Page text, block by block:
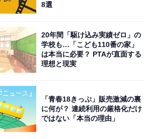
8選
20年間「駆け込み実績ゼロ」の
学校も…「こども110番の家」
は本当に必要？ PTAが直面する
理想と現実
「青春18きっぷ」販売激減の裏
に何が？ 連続利用の厳格化だけ
ではない「本当の理由」